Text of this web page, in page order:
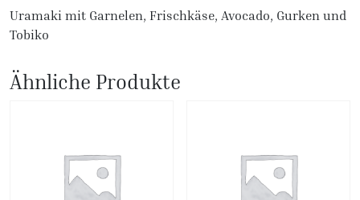
Uramaki mit Garnelen, Frischkäse, Avocado, Gurken und
Tobiko
Ähnliche Produkte